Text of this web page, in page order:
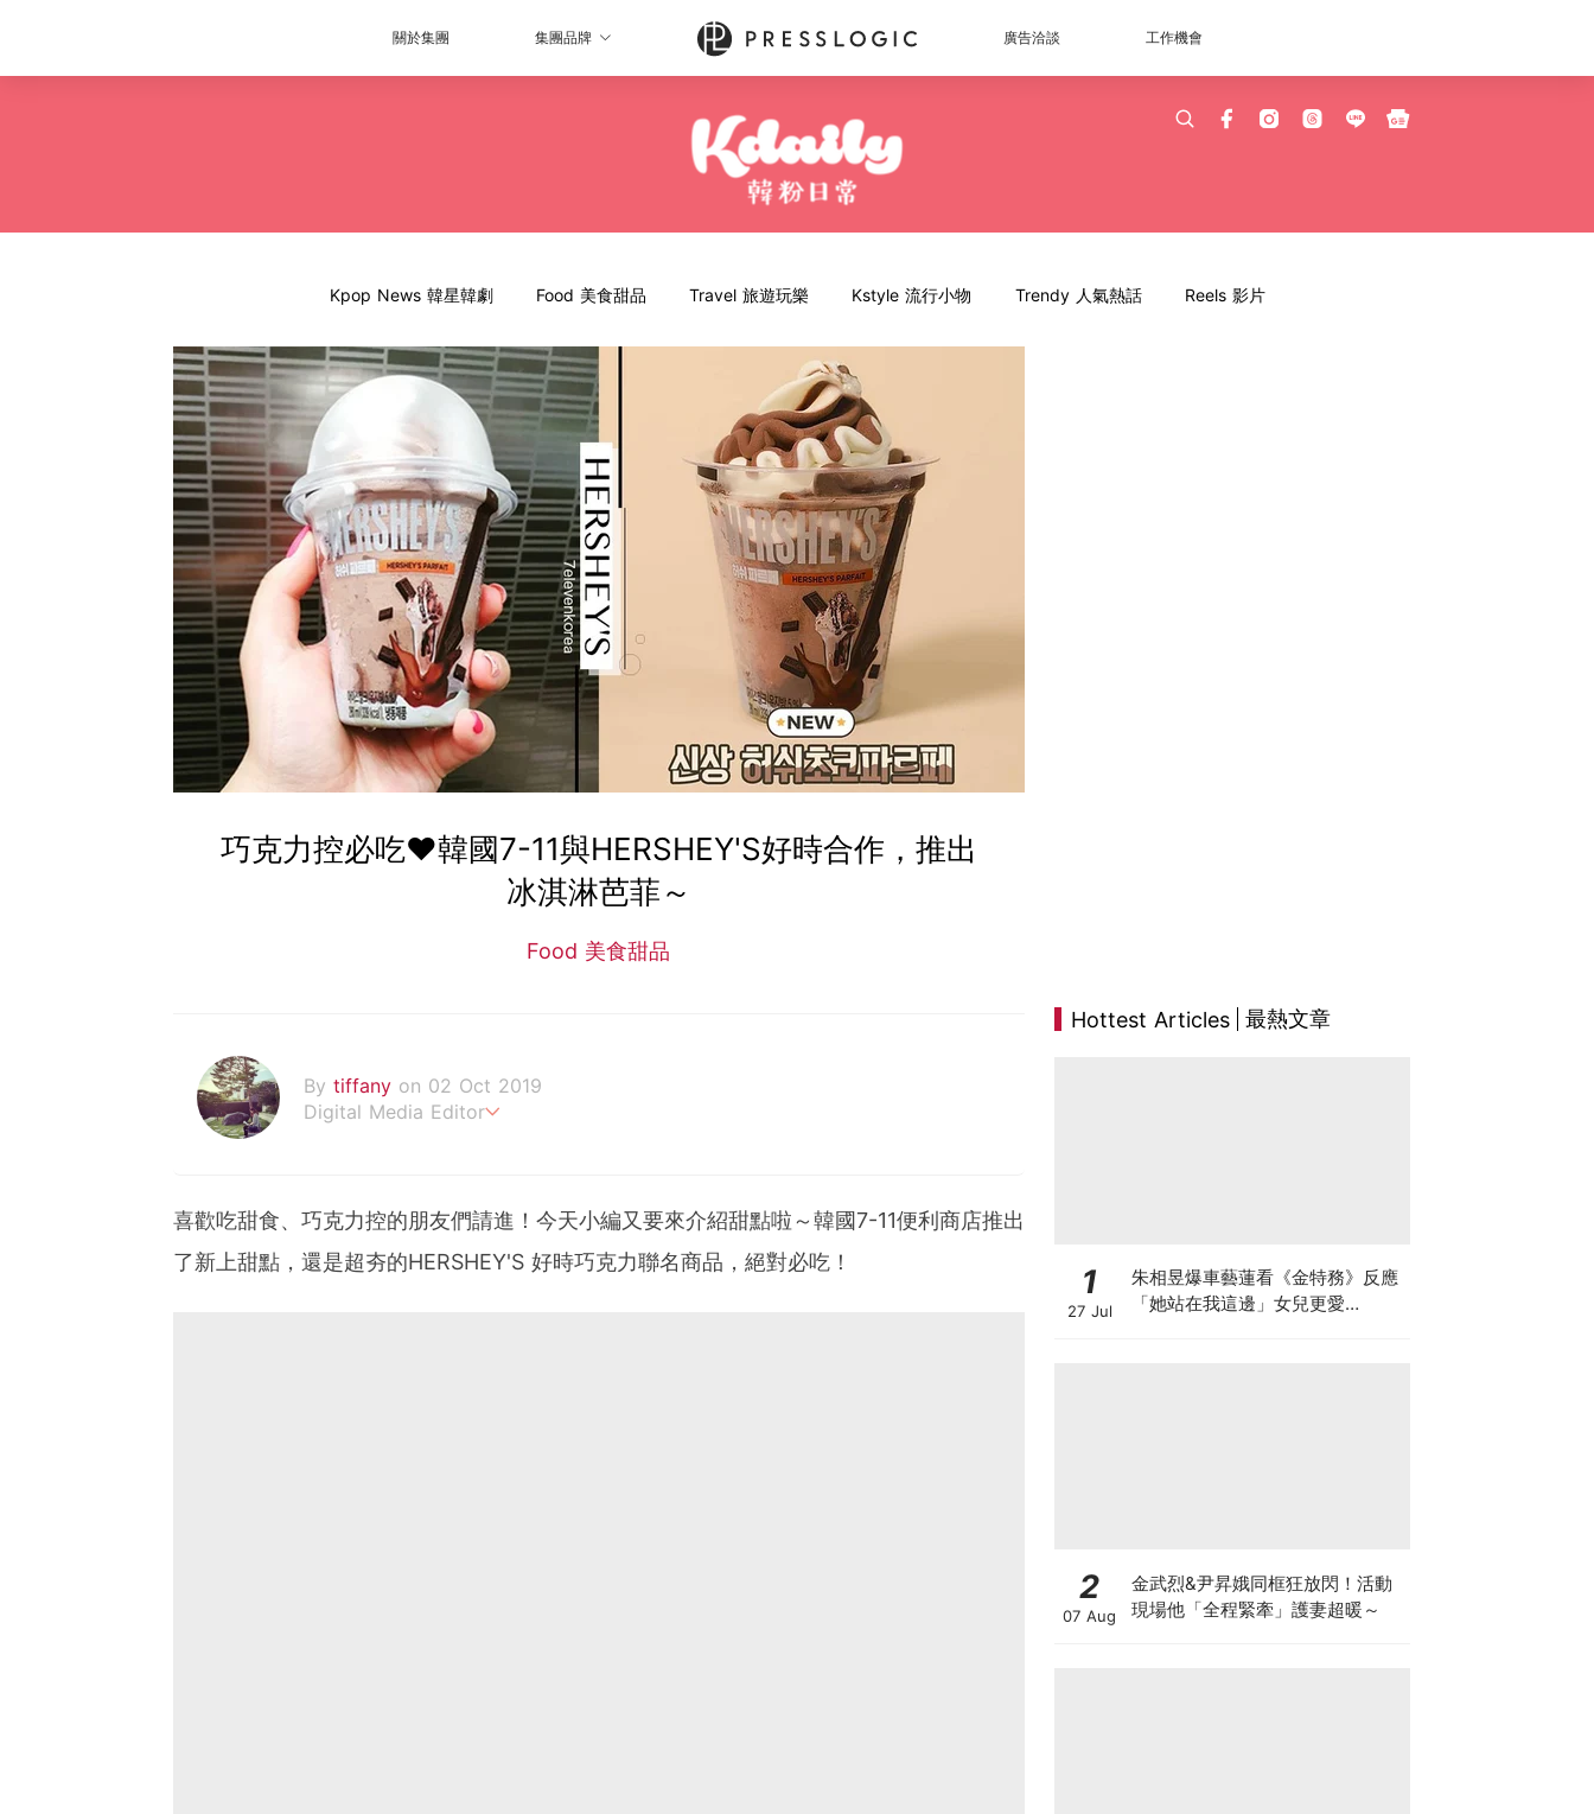
關於集團 集團品牌 廣告洽談 工作機會
Kpop News 韓星韓劇 Food 美食甜品 Travel 旅遊玩樂 Kstyle 流行小物 Trendy 人氣熱話 Reels 影片
巧克力控必吃♥韓國7-11與HERSHEY'S好時合作，推出
冰淇淋芭菲～
Food 美食甜品
By tiffany on 02 Oct 2019
Digital Media Editor
喜歡吃甜食、巧克力控的朋友們請進！今天小編又要來介紹甜點啦～韓國7-11便利商店推出
了新上甜點，還是超夯的HERSHEY'S 好時巧克力聯名商品，絕對必吃！
Hottest Articles 最熱文章
1
27 Jul
朱相昱爆車藝蓮看《金特務》反應
「她站在我這邊」女兒更愛
2
07 Aug
金武烈&尹昇娥同框狂放閃！活動
現場他「全程緊牽」護妻超暖～